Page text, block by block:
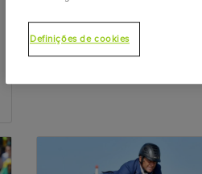
NICOLAS DESEUZES
Definições de cookies